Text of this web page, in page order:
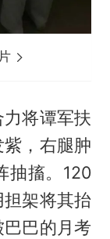
将谭军扶
，右腿肿
抽搐。120
架将其抬
巴的月考